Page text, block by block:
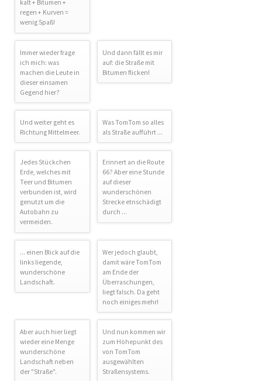
kalt + Bitumen +
regen + Kurven =
wenig Spaß!
Immer wieder frage
ich mich: was
machen die Leute in
dieser einsamen
Gegend hier?
Und dann fällt es mir
auf: die Straße mit
Bitumen flicken!
Und weiter geht es
Richtung Mittelmeer.
Was TomTom so alles
als Straße aufführt ...
Jedes Stückchen
Erde, welches mit
Teer und Bitumen
verbunden ist, wird
genutzt um die
Autobahn zu
vermeiden.
Erinnert an die Route
66? Aber eine Stunde
auf dieser
wunderschönen
Strecke etnschädigt
durch ...
... einen Blick auf die
links liegende,
wunderschöne
Landschaft.
Wer jedoch glaubt,
damit wäre TomTom
am Ende der
Überraschungen,
liegt falsch. Da geht
noch einiges mehr!
Aber auch hier liegt
wieder eine Menge
wunderschöne
Landschaft neben
der "Straße".
Und nun kommen wir
zum Höhepunkt des
von TomTom
ausgewählten
Straßensystems.